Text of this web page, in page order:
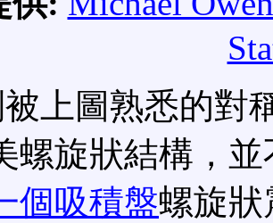
被上圖熟悉的對
螺旋狀結構，
個吸積盤螺旋